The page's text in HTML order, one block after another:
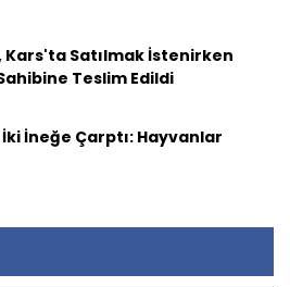
Kars'ta Satılmak İstenirken
Teslim Edildi
İneğe Çarptı: Hayvanlar